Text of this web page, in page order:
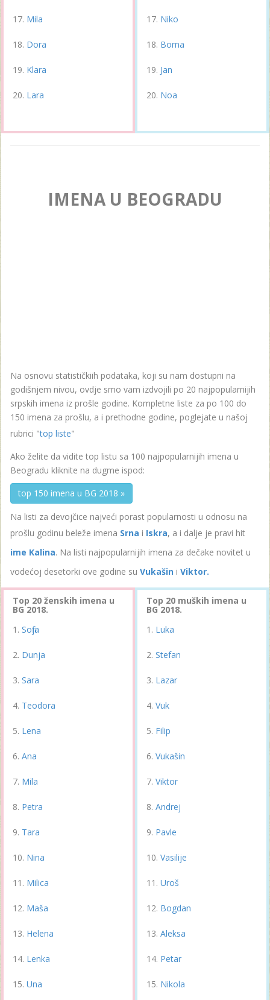
Mila
Dora
Klara
Lara
Niko
Borna
Jan
Noa
IMENA U BEOGRADU
Na osnovu statističkiih podataka, koji su nam dostupni na
godišnjem nivou, ovdje smo vam izdvojili po 20 najpopularnijih
srpskih imena iz prošle godine. Kompletne liste za po 100 do
150 imena za prošlu, a i prethodne godine, poglejate u našoj
rubrici "top liste"
Ako želite da vidite top listu sa 100 najpopularnijih imena u
Beogradu kliknite na dugme ispod:
top 150 imena u BG 2018 »
Na listi za devojčice najveći porast popularnosti u odnosu na
prošlu godinu beleže imena Srna i Iskra, a i dalje je pravi hit
ime Kalina. Na listi najpopularnijih imena za dečake novitet u
vodećoj desetorki ove godine su Vukašin i Viktor.
Top 20 ženskih imena u
BG 2018.
Sofija
Dunja
Sara
Teodora
Lena
Ana
Mila
Petra
Tara
Nina
Milica
Maša
Helena
Lenka
Una
Top 20 muških imena u
BG 2018.
Luka
Stefan
Lazar
Vuk
Filip
Vukašin
Viktor
Andrej
Pavle
Vasilije
Uroš
Bogdan
Aleksa
Petar
Nikola